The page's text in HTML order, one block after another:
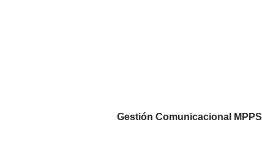
Gestión Comunicacional MPPS